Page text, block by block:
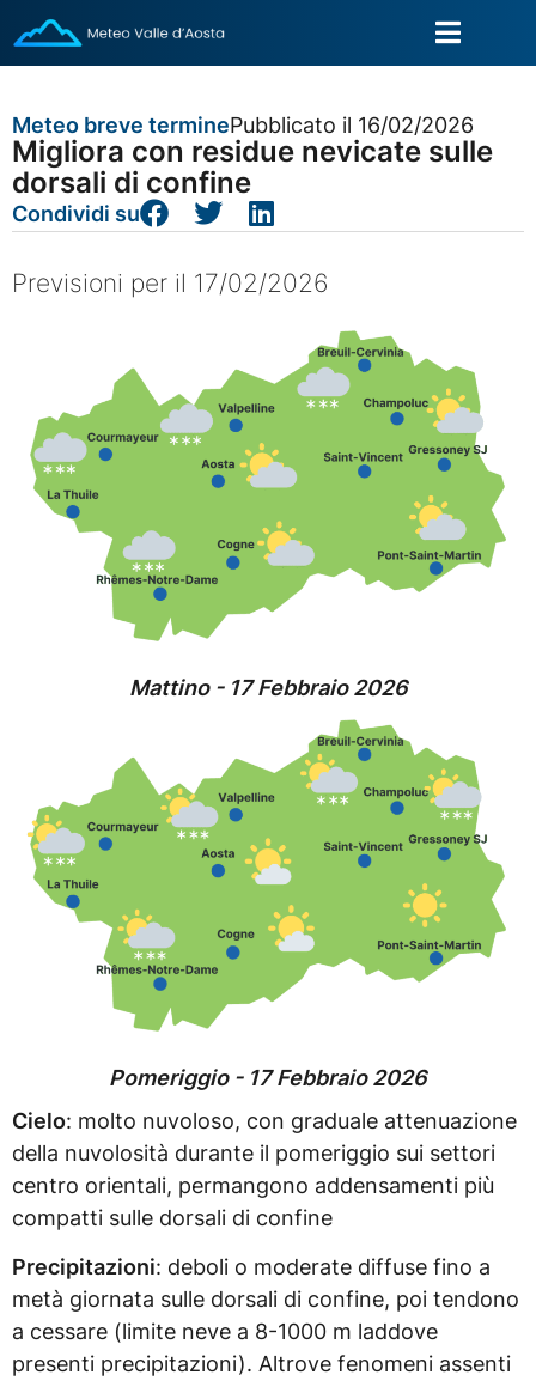
Meteo breve terminePubblicato il 16/02/2026
Migliora con residue nevicate sulle
dorsali di confine
Condividi su
Previsioni per il 17/02/2026
Mattino - 17 Febbraio 2026
Pomeriggio - 17 Febbraio 2026
Cielo: molto nuvoloso, con graduale attenuazione
della nuvolosità durante il pomeriggio sui settori
centro orientali, permangono addensamenti più
compatti sulle dorsali di confine
Precipitazioni: deboli o moderate diffuse fino a
metà giornata sulle dorsali di confine, poi tendono
a cessare (limite neve a 8-1000 m laddove
presenti precipitazioni). Altrove fenomeni assenti